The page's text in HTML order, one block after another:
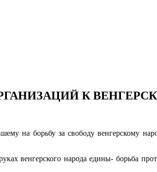
К
на борьбу за свободу венгерскому
венгерского народа едины- борьба